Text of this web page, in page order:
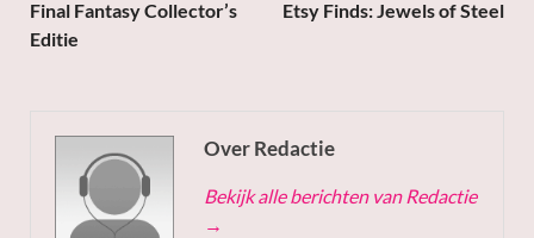
Final Fantasy Collector’s
Editie
Etsy Finds: Jewels of Steel
Over Redactie
Bekijk alle berichten van Redactie
→